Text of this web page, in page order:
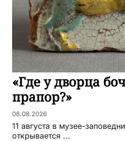
«Где у дворца
прапор?»
08.08.2026
11 августа в музее-
открывается ...